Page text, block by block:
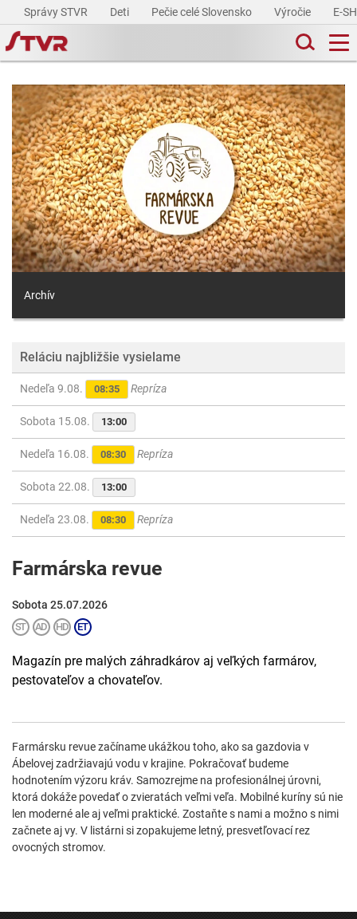
Správy STVR Deti Pečie celé Slovensko Výročie E-
Archív
Reláciu najbližšie vysielame
Nedeľa 9.08. 08:35 Repríza
Sobota 15.08. 13:00
Nedeľa 16.08. 08:30 Repríza
Sobota 22.08. 13:00
Nedeľa 23.08. 08:30 Repríza
Farmárska revue
Sobota 25.07.2026
Magazín pre malých záhradkárov aj veľkých farmárov,
pestovateľov a chovateľov.
Farmársku revue začíname ukážkou toho, ako sa gazdovia v
Ábelovej zadržiavajú vodu v krajine. Pokračovať budeme
hodnotením výzoru kráv. Samozrejme na profesionálnej úrovni,
ktorá dokáže povedať o zvieratách veľmi veľa. Mobilné kuríny sú nie
len moderné ale aj veľmi praktické. Zostaňte s nami a možno s nimi
začnete aj vy. V listárni si zopakujeme letný, presvetľovací rez
ovocných stromov.